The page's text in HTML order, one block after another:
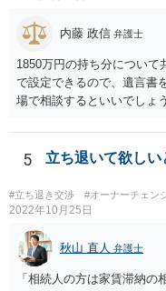
内藤 政信 弁護士
1850万円の持ち分につい
で設定できるので、遺言書
場で相談するといいでしょ
ね。
5 立ち退いて欲し
#立ち退き交渉 #オーナーチェン
2022年10月25日
秋山 直人 弁護士
「相続人の方は家賃滞納